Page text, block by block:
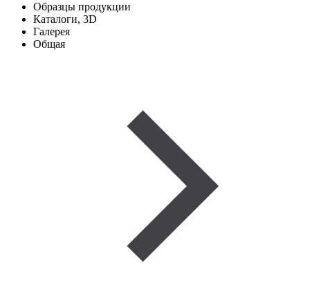
Образцы продукции
Каталоги, 3D
Галерея
Общая